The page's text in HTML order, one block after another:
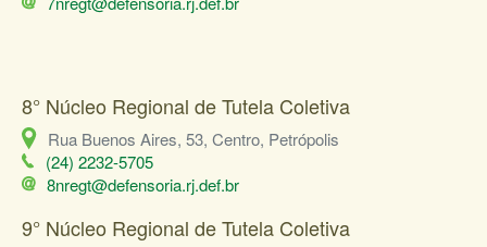
8° Núcleo Regional de Tutela Coletiva
Rua Buenos Aires, 53, Centro, Petrópolis
(24) 2232-5705
8nregt@defensoria.rj.def.br
9° Núcleo Regional de Tutela Coletiva